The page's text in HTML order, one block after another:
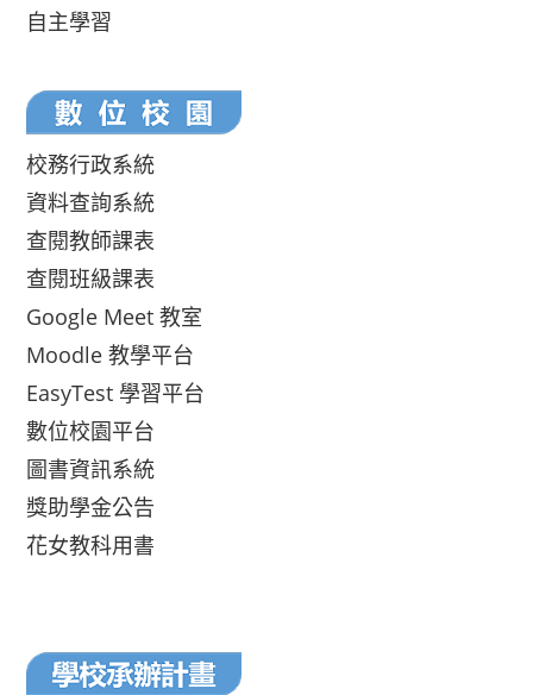
自主學習
校務行政系統
資料查詢系統
查閱教師課表
查閱班級課表
Google Meet 教室
Moodle 教學平台
EasyTest 學習平台
數位校園平台
圖書資訊系統
獎助學金公告
花女教科用書